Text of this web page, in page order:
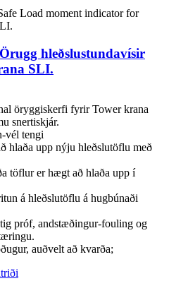
hleðslustundavísir
SLI.
öryggiskerfi fyrir Tower krana
snertiskjár.
vél tengi
hlaða upp nýju hleðslutöflu með
töflur er hægt að hlaða upp í
á hleðslutöflu á hugbúnaði
próf, andstæðingur-fouling og
auðvelt að kvarða;